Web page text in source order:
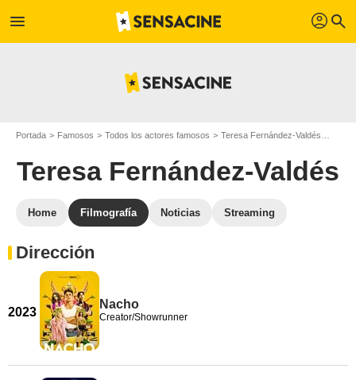
menu profil search
Portada Famosos Todos los actores famosos Teresa Fernández-Valdés
Teresa Fernández-Valdés
Home Filmografía Noticias Streaming
Dirección
2023
Nacho
Creator/Showrunner